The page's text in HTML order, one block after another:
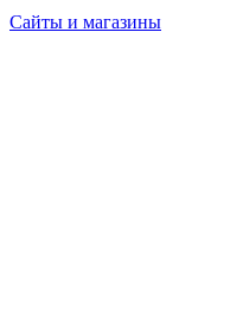
Сайты и магазины